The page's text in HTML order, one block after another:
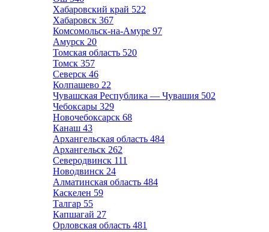
Хабаровский край 522
Хабаровск 367
Комсомольск-на-Амуре 97
Амурск 20
Томская область 520
Томск 357
Северск 46
Колпашево 22
Чувашская Республика — Чувашия 502
Чебоксары 329
Новочебоксарск 68
Канаш 43
Архангельская область 484
Архангельск 262
Северодвинск 111
Новодвинск 24
Алматинская область 484
Каскелен 59
Талгар 55
Капшагай 27
Орловская область 481